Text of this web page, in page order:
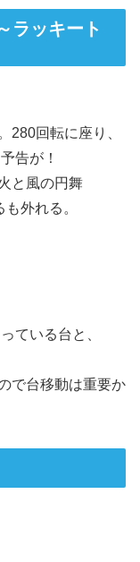
ラッキート
280回転に座り、
告が！
と風の円舞
外れる。
ている台と、
で台移動は重要か